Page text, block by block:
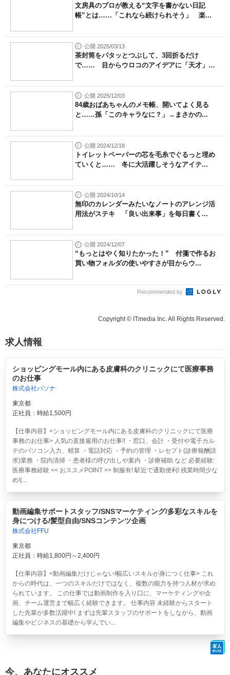
文房具のプロが教える“文字を書かない日記
帳”とは……「これなら続けられそう」 楽...
公開 2025/03/13
茶封筒をパタッとつぶして、3回折るだけ
で…… 目からウロコのアイデアに「天才」
公開 2025/12/03
84歳おばあちゃんのメモ帳、開いてよく見る
と……孫「このキャラなに？」→まさかの...
公開 2024/12/18
トイレットペーパーの芯を毛糸でぐるっと埋め
ていくと…… 冬に大活躍しそうなアイテ...
公開 2024/10/14
無印のカレンダーみたいなノートのアレンジ活
用法がステキ 「良い出来事」を毎日書く...
公開 2024/12/07
“もっとはやく知りたかった！” 付箋で作るお
買い物フォルダの使いやすさが目からウ...
Recommended by
Copyright © ITmedia Inc. All Rights Reserved.
求人情報
ショッピングモール内にある皮膚科のクリニックにて医療事務
のお仕事
株式会社パソナ
東京都
正社員：時給1,500円
【仕事内容】<ショッピングモール内にある皮膚科のクリニックにて医療
事務のお仕事> 人気の直接雇用のお仕事!! ・窓口、会計 ・受付や電子カル
テのパソコン入力、精算 ・電話対応 ・予約の管理 ・レセプト(診療報酬請
求)業務 ・院内清掃 ・患者様の呼び出しや案内 ・診療補助 など 必要経験:
医療事務経験 << おススメPOINT >> 制服有! 駅近で通勤便利! 残業時間少な
め!(...
動画編集サポートスタッフ/SNSマーケティング/多彩なスキルを
身につける/髪型自由/SNSコンテンツ企画
株式会社FFU
東京都
正社員：時給1,800円～2,400円
【仕事内容】<動画編集だけじゃない!幅広いスキルが身につく仕事> これ
からの時代は、一つのスキルだけではなく、複数の能力を持つ人材が求め
られています。 この仕事では動画制作を入り口に、マーケティングや企
画、チーム運営まで幅広く経験できます。 仕事内容 未経験からスタート
した先輩が多数活躍中! まずは先輩スタッフのサポートをしながら、動画
編集やビジネスの基礎から学んでい...
今、あなたにオススメ